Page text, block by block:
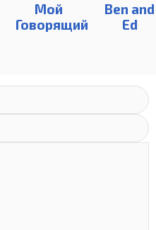
Мой
Говорящий
Ben and
Ed